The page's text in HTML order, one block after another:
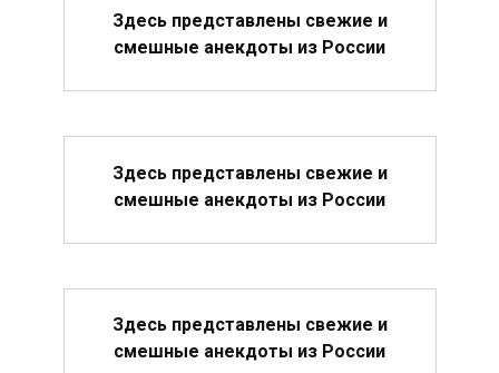
Здесь представлены свежие и
смешные анекдоты из России
Здесь представлены свежие и
смешные анекдоты из России
Здесь представлены свежие и
смешные анекдоты из России